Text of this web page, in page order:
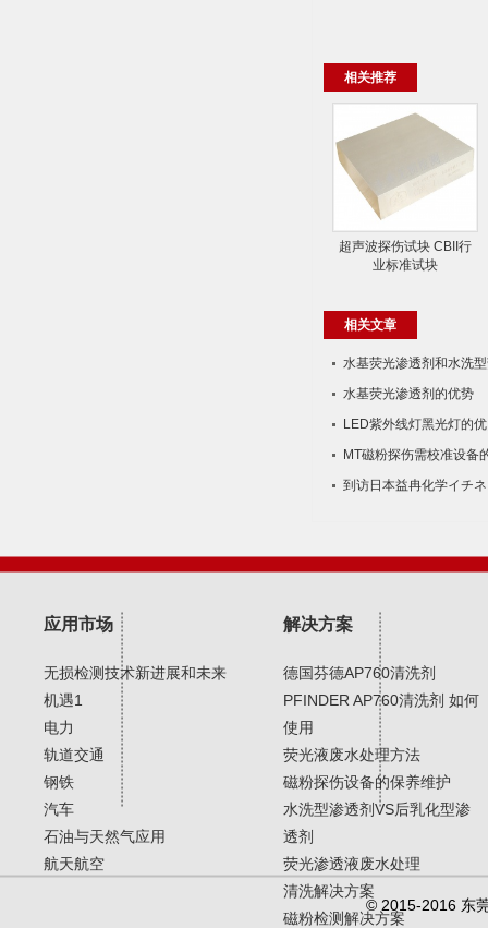
相关推荐
超声波探伤试块 CBII行
业标准试块
相关文章
水基荧光渗透剂和水​洗
水基荧光渗透剂的优势
LED紫外线灯黑光灯的
MT磁粉探伤需校准设备
到访日本益冉化学イチ
应用市场
无损检测技术新进展和未来
机遇1
电力
轨道交通
钢铁
汽车
石油与天然气应用
航天航空
解决方案
德国芬德AP760清洗剂
PFINDER AP760清洗剂 如何
使用
荧光液废水处理方法
磁粉探伤设备的保养维护
水洗型渗透剂VS后乳化型渗
透剂
荧光渗透液废水处理
清洗解决方案
磁粉检测解决方案
© 2015-2016 东